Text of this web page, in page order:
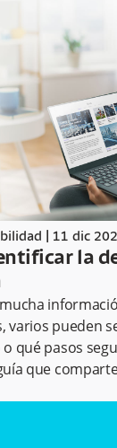
11 dic
la
varios pueden
qué pasos
que